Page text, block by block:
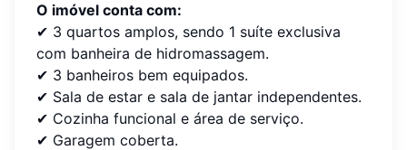
O imóvel conta com:
✔ 3 quartos amplos, sendo 1 suíte exclusiva
com banheira de hidromassagem.
✔ 3 banheiros bem equipados.
✔ Sala de estar e sala de jantar independentes.
✔ Cozinha funcional e área de serviço.
✔ Garagem coberta.